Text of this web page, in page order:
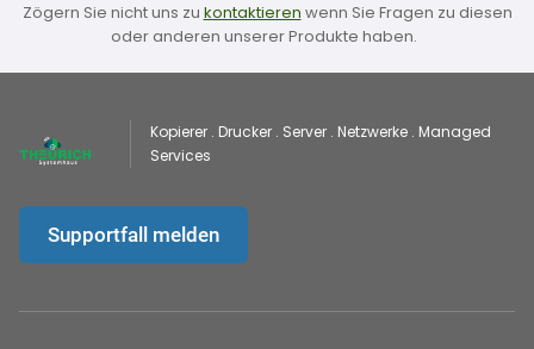
Zögern Sie nicht uns zu kontaktieren wenn Sie Fragen zu diesen
oder anderen unserer Produkte haben.
Kopierer . Drucker . Server . Netzwerke . Managed
Services
Supportfall melden